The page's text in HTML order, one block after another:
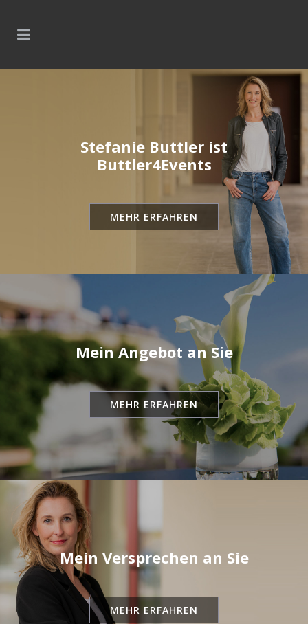
Stefanie Buttler ist
Buttler4Events
MEHR ERFAHREN
Mein Angebot an Sie
MEHR ERFAHREN
Mein Versprechen an Sie
MEHR ERFAHREN